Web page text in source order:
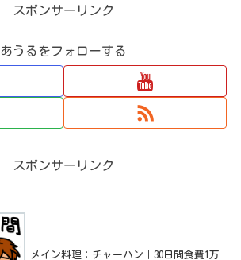
スポンサーリンク
あうるをフォローする
スポンサーリンク
メイン料理：チャーハン｜30日間食費1万